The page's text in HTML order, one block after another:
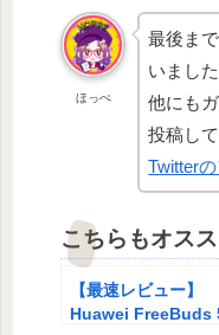
ほっぺ
最後ま
いました
他にも
投稿して
Twitter
こちらもオス
【最速レビュー】
Huawei FreeBuds